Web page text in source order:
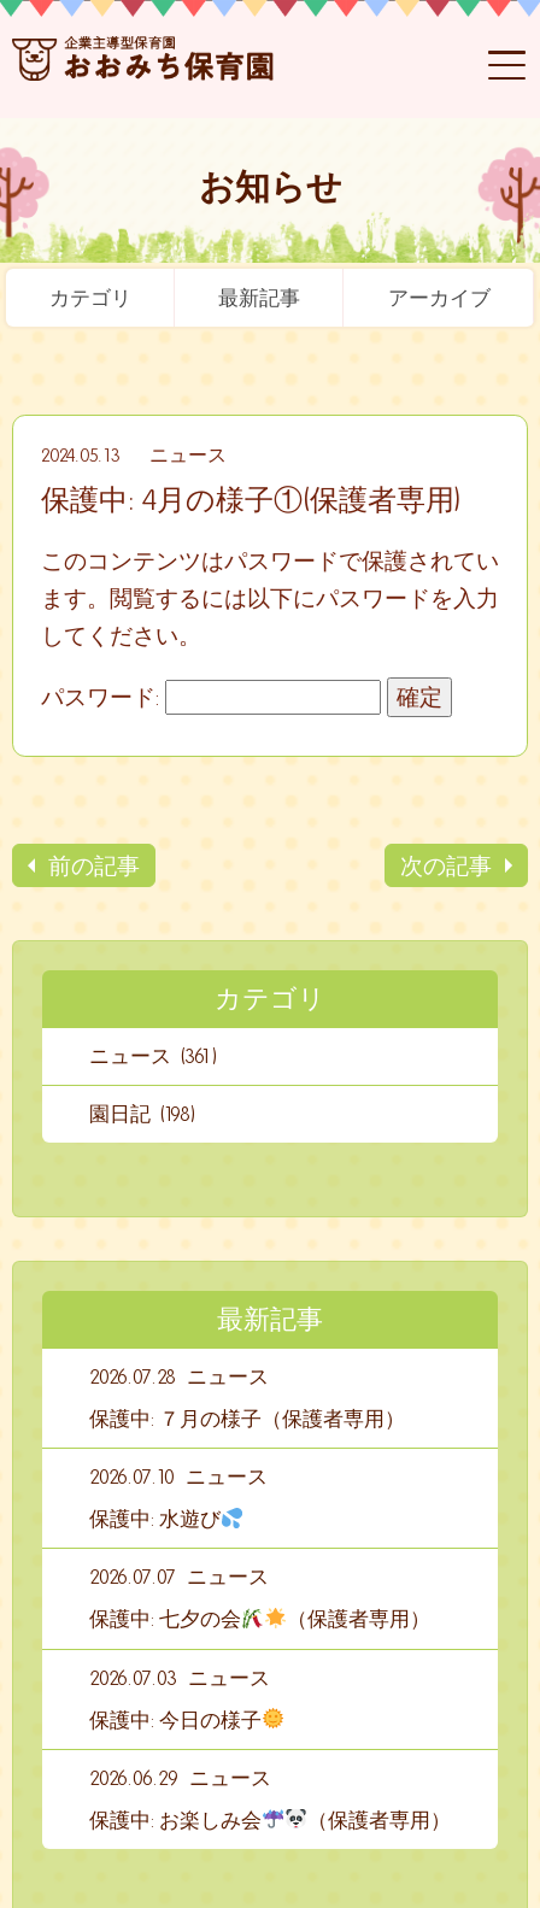
お知らせ
カテゴリ 最新記事 アーカイブ
2024.05.13 ニュース
保護中: 4月の様子①(保護者専用)
このコンテンツはパスワードで保護されてい
ます。閲覧するには以下にパスワードを入力
してください。
パスワード:
前の記事 次の記事
カテゴリ
ニュース (361)
園日記 (198)
最新記事
2026.07.28
ニュース
保護中: ７月の様子（保護者専用）
2026.07.10
ニュース
保護中: 水遊び
2026.07.07
ニュース
保護中: 七夕の会
（保護者専用）
2026.07.03
ニュース
保護中: 今日の様子
2026.06.29
ニュース
保護中: お楽しみ会
（保護者専用）